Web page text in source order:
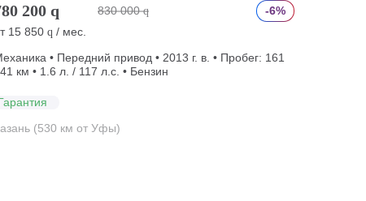
200 q 830 000 q
-6%
15 850 q / мес.
• Передний привод • 2013 г. в. • Пробег: 161
км • 1.6 л. / 117 л.с. • Бензин
(530 км от Уфы)